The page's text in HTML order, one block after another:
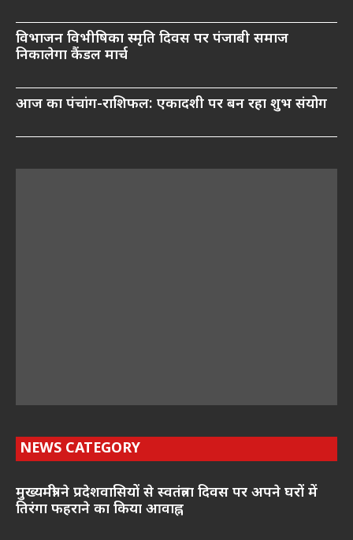
विभाजन विभीषिका स्मृति दिवस पर पंजाबी समाज
निकालेगा कैंडल मार्च
आज का पंचांग-राशिफल: एकादशी पर बन रहा शुभ संयोग
NEWS CATEGORY
मुख्यमंत्री ने प्रदेशवासियों से स्वतंत्रता दिवस पर अपने घरों में
तिरंगा फहराने का किया आवाह्न